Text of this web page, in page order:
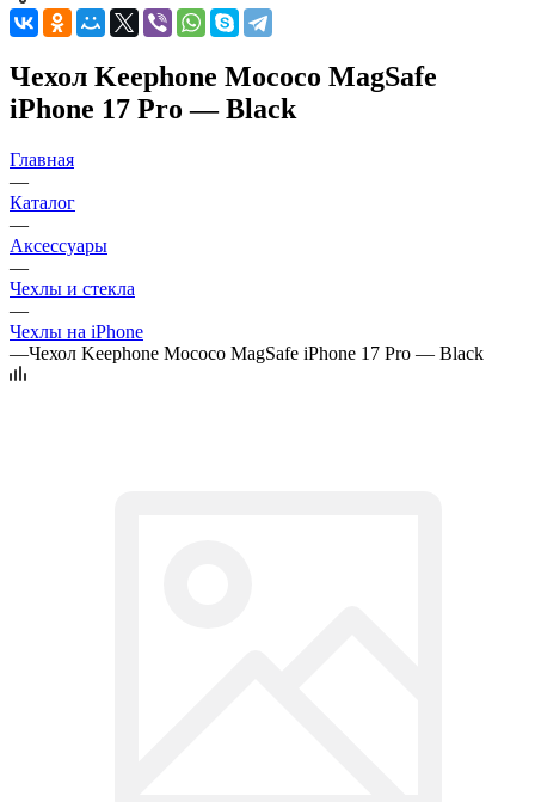
Чехол Keephone Mococo MagSafe
iPhone 17 Pro — Black
Главная
—
Каталог
—
Аксессуары
—
Чехлы и стекла
—
Чехлы на iPhone
—Чехол Keephone Mococo MagSafe iPhone 17 Pro — Black